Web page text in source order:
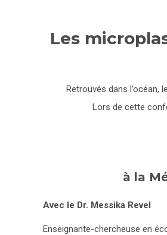
Les
Retrouvés dans
Lors de cette
à la
Avec le Dr. Messika Revel
Enseignante-chercheuse en